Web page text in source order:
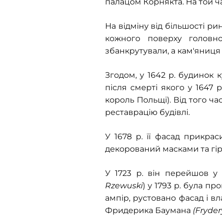
На відміну від більшості
кожного поверху
збанкрутували, а
Згодом, у 1642 р. будинок
після смерті якого у
король Польщі). Від того
реставрацію будівлі.
У 1678 р. її фасад
декорований масками та
У 1723 р. він перейшов у
Rzewuski) у 1793 р. була
ампір, рустовано фасад і
Фридерика Баумана